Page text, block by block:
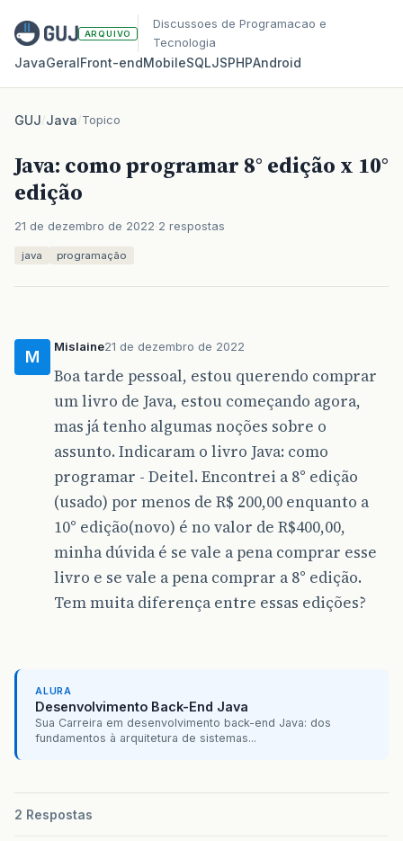
ARQUIVO
Discussoes de Programacao e
Tecnologia
JavaGeralFront‑endMobileSQLJSPHPAndroid
GUJ/Java/Topico
Java: como programar 8° edição x 10°
edição
21 de dezembro de 2022 2 respostas
java programação
M
Mislaine21 de dezembro de 2022
Boa tarde pessoal, estou querendo comprar
um livro de Java, estou começando agora,
mas já tenho algumas noções sobre o
assunto. Indicaram o livro Java: como
programar - Deitel. Encontrei a 8° edição
(usado) por menos de R$ 200,00 enquanto a
10° edição(novo) é no valor de R$400,00,
minha dúvida é se vale a pena comprar esse
livro e se vale a pena comprar a 8° edição.
Tem muita diferença entre essas edições?
ALURA
Desenvolvimento Back-End Java
Sua Carreira em desenvolvimento back-end Java: dos
fundamentos à arquitetura de sistemas...
2 Respostas